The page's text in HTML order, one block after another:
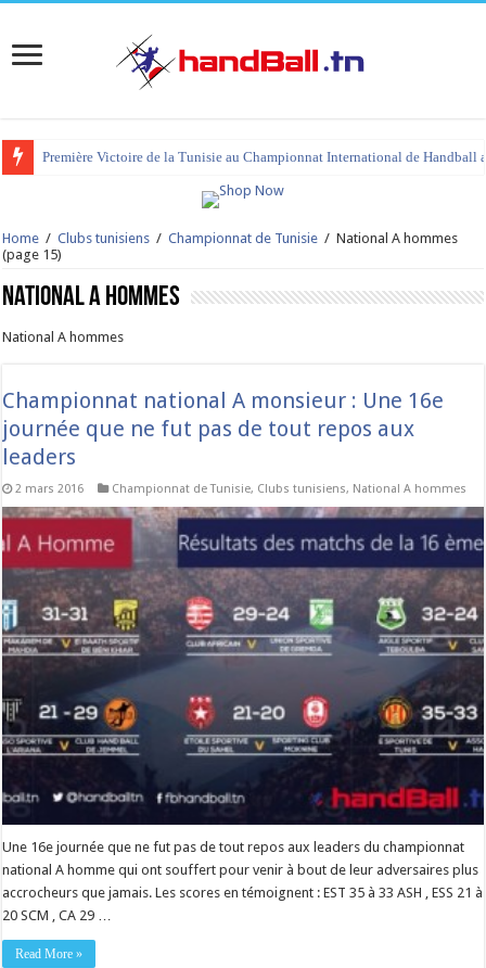
tournoi international Hammamet 2023 : programme et liste des joueurs
Home / Clubs tunisiens / Championnat de Tunisie / National A hommes
(page 15)
National A hommes
National A hommes
Championnat national A monsieur : Une 16e
journée que ne fut pas de tout repos aux
leaders
2 mars 2016 Championnat de Tunisie, Clubs tunisiens, National A hommes
Une 16e journée que ne fut pas de tout repos aux leaders du championnat
national A homme qui ont souffert pour venir à bout de leur adversaires plus
accrocheurs que jamais. Les scores en témoignent : EST 35 à 33 ASH , ESS 21 à
20 SCM , CA 29 …
Read More »